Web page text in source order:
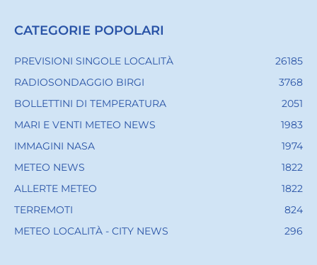
CATEGORIE POPOLARI
PREVISIONI SINGOLE LOCALITÀ
26185
RADIOSONDAGGIO BIRGI
3768
BOLLETTINI DI TEMPERATURA
2051
MARI E VENTI METEO NEWS
1983
IMMAGINI NASA
1974
METEO NEWS
1822
ALLERTE METEO
1822
TERREMOTI
824
METEO LOCALITÀ - CITY NEWS
296